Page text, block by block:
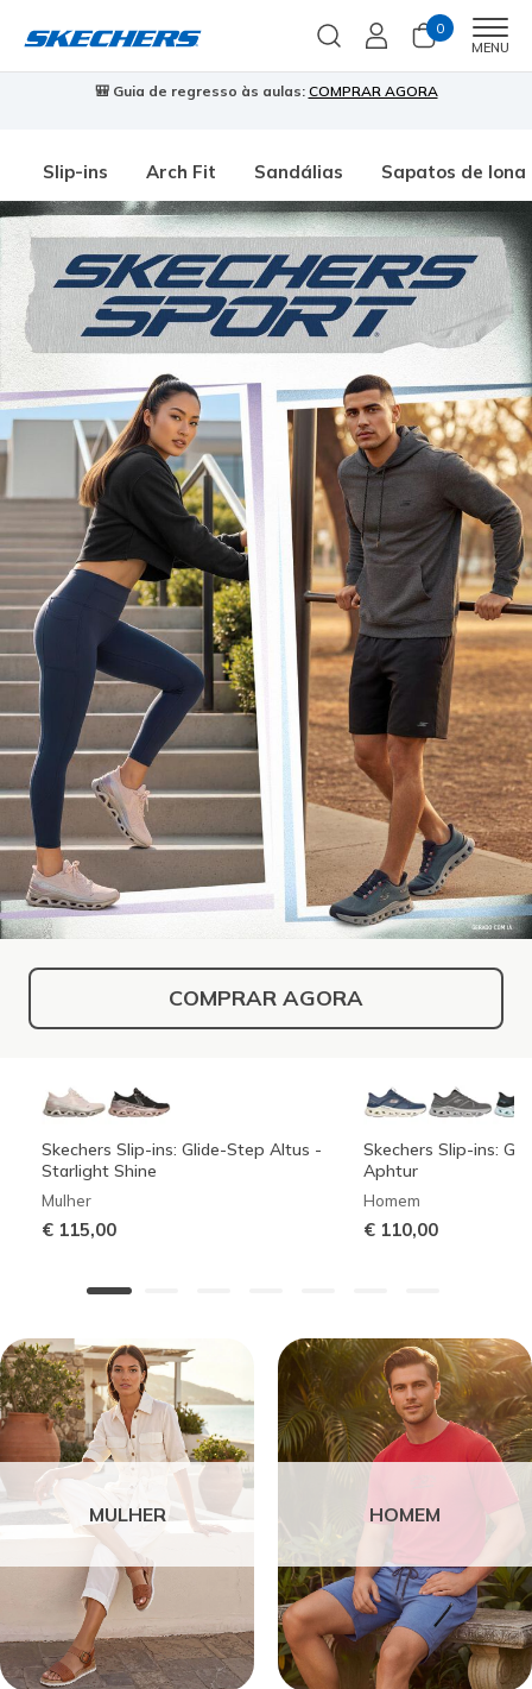
0
MENU
🎒 Guia de regresso às aulas: COMPRAR AGORA
Slip-ins Arch Fit Sandálias Sapatos de lona
COMPRAR AGORA
Skechers Slip-ins: Glide-Step Altus -
Starlight Shine
Mulher
€ 115,00
Skechers Slip-ins:
Aphtur
Homem
€ 110,00
MULHER HOMEM